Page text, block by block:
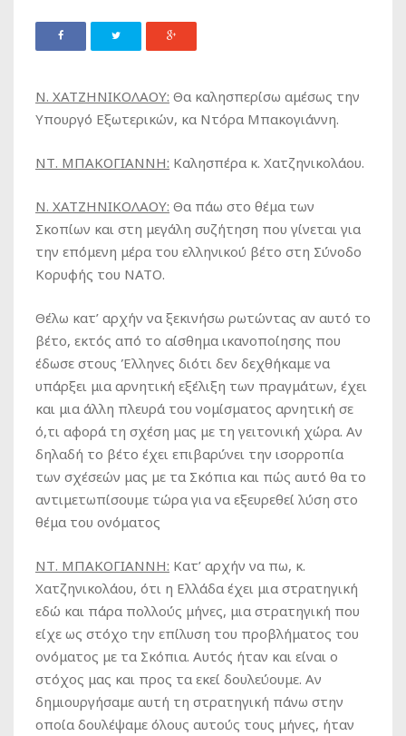
Ν. ΧΑΤΖΗΝΙΚΟΛΑΟΥ: Θα καλησπερίσω αμέσως την
Υπουργό Εξωτερικών, κα Ντόρα Μπακογιάννη.
ΝΤ. ΜΠΑΚΟΓΙΑΝΝΗ: Καλησπέρα κ. Χατζηνικολάου.
Ν. ΧΑΤΖΗΝΙΚΟΛΑΟΥ: Θα πάω στο θέμα των
Σκοπίων και στη μεγάλη συζήτηση που γίνεται για
την επόμενη μέρα του ελληνικού βέτο στη Σύνοδο
Κορυφής του ΝΑΤΟ.
Θέλω κατ’ αρχήν να ξεκινήσω ρωτώντας αν αυτό το
βέτο, εκτός από το αίσθημα ικανοποίησης που
έδωσε στους Έλληνες διότι δεν δεχθήκαμε να
υπάρξει μια αρνητική εξέλιξη των πραγμάτων, έχει
και μια άλλη πλευρά του νομίσματος αρνητική σε
ό,τι αφορά τη σχέση μας με τη γειτονική χώρα. Αν
δηλαδή το βέτο έχει επιβαρύνει την ισορροπία
των σχέσεών μας με τα Σκόπια και πώς αυτό θα το
αντιμετωπίσουμε τώρα για να εξευρεθεί λύση στο
θέμα του ονόματος
ΝΤ. ΜΠΑΚΟΓΙΑΝΝΗ: Κατ’ αρχήν να πω, κ.
Χατζηνικολάου, ότι η Ελλάδα έχει μια στρατηγική
εδώ και πάρα πολλούς μήνες, μια στρατηγική που
είχε ως στόχο την επίλυση του προβλήματος του
ονόματος με τα Σκόπια. Αυτός ήταν και είναι ο
στόχος μας και προς τα εκεί δουλεύουμε. Αν
δημιουργήσαμε αυτή τη στρατηγική πάνω στην
οποία δουλέψαμε όλους αυτούς τους μήνες, ήταν